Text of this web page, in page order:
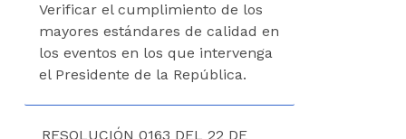
Verificar el cumplimiento de los
mayores estándares de calidad en
los eventos en los que intervenga
el Presidente de la República.
RESOLUCIÓN 0163 DEL 22 DE